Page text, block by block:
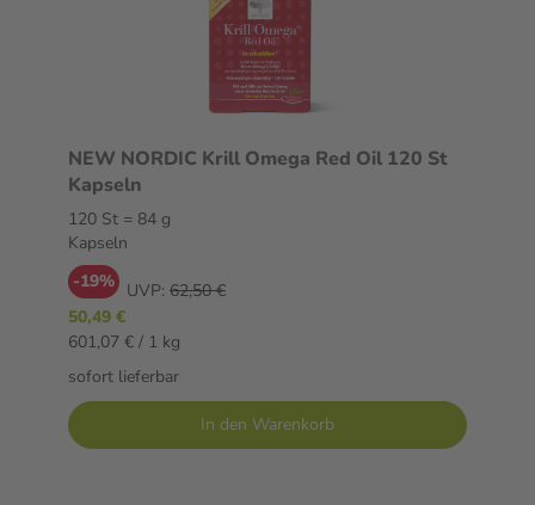
NEW NORDIC Krill Omega Red Oil 120 St
Kapseln
120 St = 84 g
Kapseln
-19% UVP: 62,50 €
50,49 €
601,07 € / 1 kg
sofort lieferbar
In den Warenkorb